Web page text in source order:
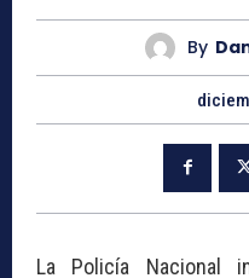
By
La Policía Nacional